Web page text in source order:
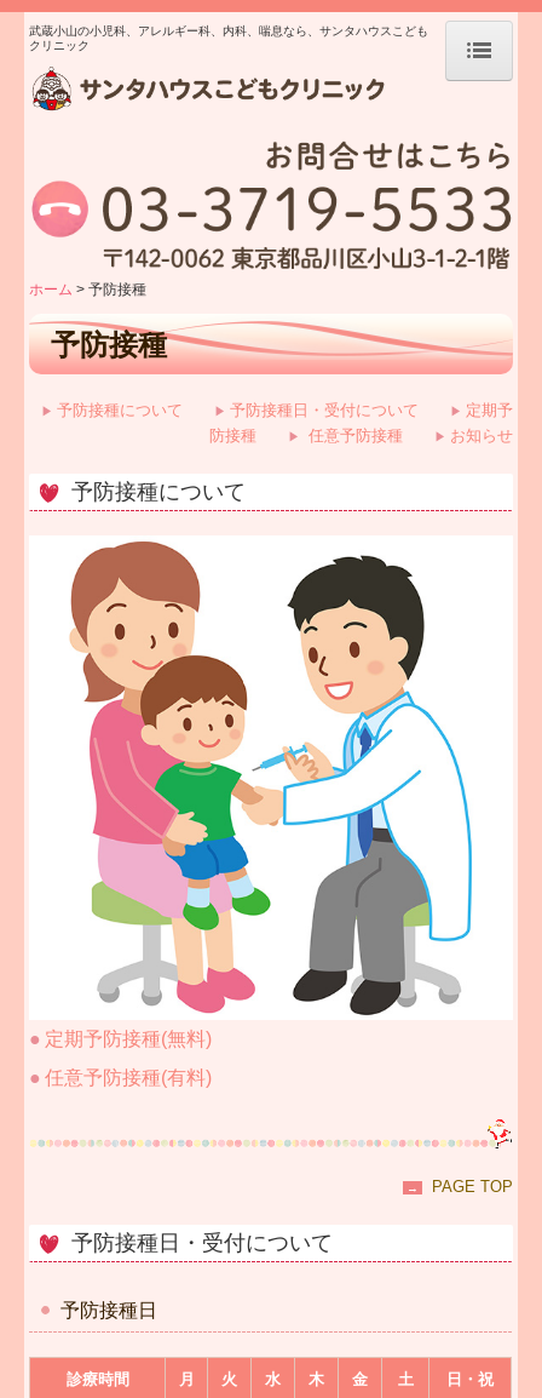
お知らせ
予防接種
院長・スタッフ紹介
診療案内
インフルエンザ予防接種
健診
アレルギー・喘息について
病児保育
診療時間・アクセス
武蔵小山の小児科、アレルギー科、内科、喘息なら、サンタハウスこども
クリニック
ホーム 予防接種
予防接種
▶ 予防接種について ▶ 予防接種日・受付について ▶ 定期予
防接種
▶ 任意予防接種 ▶ お知らせ
予防接種について
● 定期予防接種(無料)
● 任意予防接種(有料)
→ PAGE TOP
予防接種日・受付について
予防接種日
診療時間 月 火 水 木 金 土 日・祝